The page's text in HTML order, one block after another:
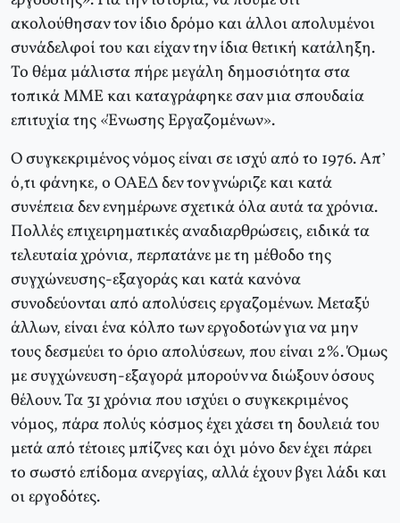
ακολούθησαν τον ίδιο δρόμο και άλλοι απολυμένοι
συνάδελφοί του και είχαν την ίδια θετική κατάληξη.
Το θέμα μάλιστα πήρε μεγάλη δημοσιότητα στα
τοπικά ΜΜΕ και καταγράφηκε σαν μια σπουδαία
επιτυχία της «Ένωσης Εργαζομένων».
Ο συγκεκριμένος νόμος είναι σε ισχύ από το 1976. Απ’
ό,τι φάνηκε, ο ΟΑΕΔ δεν τον γνώριζε και κατά
συνέπεια δεν ενημέρωνε σχετικά όλα αυτά τα χρόνια.
Πολλές επιχειρηματικές αναδιαρθρώσεις, ειδικά τα
τελευταία χρόνια, περπατάνε με τη μέθοδο της
συγχώνευσης-εξαγοράς και κατά κανόνα
συνοδεύονται από απολύσεις εργαζομένων. Μεταξύ
άλλων, είναι ένα κόλπο των εργοδοτών για να μην
τους δεσμεύει το όριο απολύσεων, που είναι 2%. Όμως
με συγχώνευση-εξαγορά μπορούν να διώξουν όσους
θέλουν. Τα 31 χρόνια που ισχύει ο συγκεκριμένος
νόμος, πάρα πολύς κόσμος έχει χάσει τη δουλειά του
μετά από τέτοιες μπίζνες και όχι μόνο δεν έχει πάρει
το σωστό επίδομα ανεργίας, αλλά έχουν βγει λάδι και
οι εργοδότες.